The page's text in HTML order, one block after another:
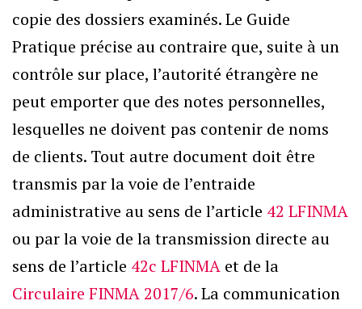
copie des dossiers examinés. Le Guide
Pratique précise au contraire que, suite à un
contrôle sur place, l’autorité étrangère ne
peut emporter que des notes personnelles,
lesquelles ne doivent pas contenir de noms
de clients. Tout autre document doit être
transmis par la voie de l’entraide
administrative au sens de l’article 42 LFINMA
ou par la voie de la transmission directe au
sens de l’article 42c LFINMA et de la
Circulaire FINMA 2017/6. La communication